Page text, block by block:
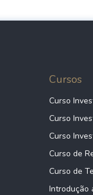
Cursos
Curso
Curso
Curso
Curso de
Curso de
Introdução